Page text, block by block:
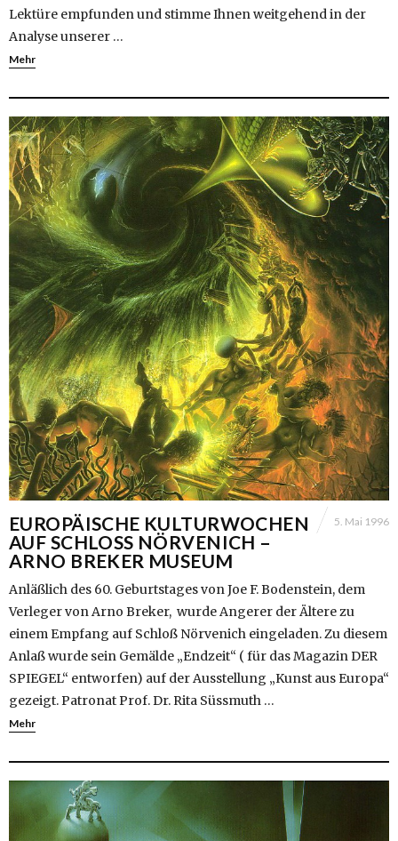
Lektüre empfunden und stimme Ihnen weitgehend in der
Analyse unserer …
Mehr
EUROPÄISCHE KULTURWOCHEN
AUF SCHLOSS NÖRVENICH –
ARNO BREKER MUSEUM
5. Mai 1996
Anläßlich des 60. Geburtstages von Joe F. Bodenstein, dem
Verleger von Arno Breker, wurde Angerer der Ältere zu
einem Empfang auf Schloß Nörvenich eingeladen. Zu diesem
Anlaß wurde sein Gemälde „Endzeit“ ( für das Magazin DER
SPIEGEL“ entworfen) auf der Ausstellung „Kunst aus Europa“
gezeigt. Patronat Prof. Dr. Rita Süssmuth …
Mehr